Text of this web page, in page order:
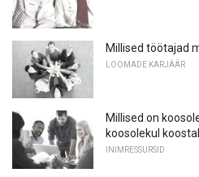
Millised töötajad
LOOMADE KARJÄÄR
Millised on
koosolekul
INIMRESSURSID